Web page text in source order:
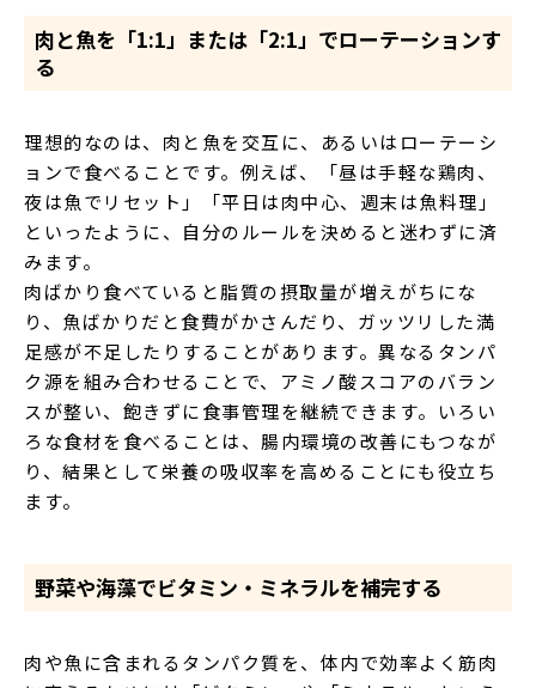
肉と魚を「1:1」または「2:1」でローテーションす
る
理想的なのは、肉と魚を交互に、あるいはローテーシ
ョンで食べることです。例えば、「昼は手軽な鶏肉、
夜は魚でリセット」「平日は肉中心、週末は魚料理」
といったように、自分のルールを決めると迷わずに済
みます。
肉ばかり食べていると脂質の摂取量が増えがちにな
り、魚ばかりだと食費がかさんだり、ガッツリした満
足感が不足したりすることがあります。異なるタンパ
ク源を組み合わせることで、アミノ酸スコアのバラン
スが整い、飽きずに食事管理を継続できます。いろい
ろな食材を食べることは、腸内環境の改善にもつなが
り、結果として栄養の吸収率を高めることにも役立ち
ます。
野菜や海藻でビタミン・ミネラルを補完する
肉や魚に含まれるタンパク質を、体内で効率よく筋肉